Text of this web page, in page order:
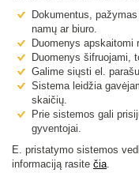
Dokumentus,
namų ar biuro.
Duomenys apskaitomi
Duomenys šifruojami,
Galime siųsti el.
Sistema leidžia
skaičių.
Prie sistemos gali
gyventojai.
E. pristatymo sistemos
informaciją rasite čia